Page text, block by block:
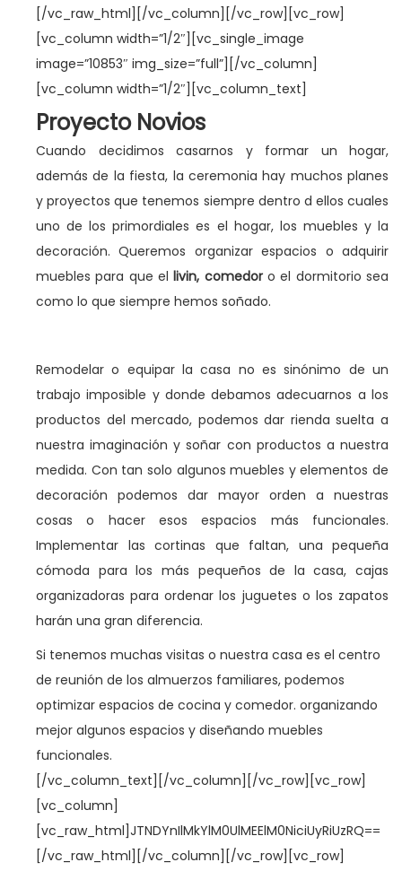
a
c
i
ó
i
d
o
[/vc_raw_html][/vc_column][/vc_row][vc_row]
[vc_column width=”1/2″][vc_single_image
image=”10853″ img_size=”full”][/vc_column]
[vc_column width=”1/2″][vc_column_text]
Proyecto Novios
Cuando decidimos casarnos y formar un hogar,
además de la fiesta, la ceremonia hay muchos planes
y proyectos que tenemos siempre dentro d ellos cuales
uno de los primordiales es el hogar, los muebles y la
decoración. Queremos organizar espacios o adquirir
muebles para que ellivin, comedoro el dormitorio sea
como lo que siempre hemos soñado.
Remodelar o equipar la casa no es sinónimo de un
trabajo imposible y donde debamos adecuarnos a los
productos del mercado, podemos dar rienda suelta a
nuestra imaginación y soñar con productos a nuestra
medida. Con tan solo algunos muebles y elementos de
decoración podemos dar mayor orden a nuestras
cosas o hacer esos espacios más funcionales.
Implementar las cortinas que faltan, una pequeña
cómoda para los más pequeños de la casa, cajas
organizadoras para ordenar los juguetes o los zapatos
harán una gran diferencia.
Si tenemos muchas visitas o nuestra casa es el centro
de reunión de los almuerzos familiares, podemos
optimizar espacios de cocina y comedor. organizando
mejor algunos espacios y diseñando muebles
funcionales.
[/vc_column_text][/vc_column][/vc_row][vc_row]
[vc_column]
[vc_raw_html]JTNDYnIlMkYlM0UlMEElM0NiciUyRiUzRQ==
[/vc_raw_html][/vc_column][/vc_row][vc_row]